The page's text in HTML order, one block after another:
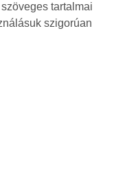
tartalmai
szigorúan